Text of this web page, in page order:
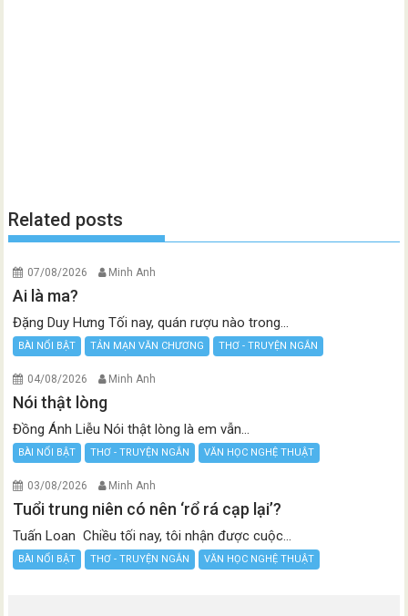
Related posts
07/08/2026 Minh Anh
Ai là ma?
Đặng Duy Hưng Tối nay, quán rượu nào trong...
BÀI NỔI BẬT TẢN MẠN VĂN CHƯƠNG THƠ - TRUYỆN NGẮN
04/08/2026 Minh Anh
Nói thật lòng
Đồng Ánh Liễu Nói thật lòng là em vẫn...
BÀI NỔI BẬT THƠ - TRUYỆN NGẮN VĂN HỌC NGHỆ THUẬT
03/08/2026 Minh Anh
Tuổi trung niên có nên ‘rổ rá cạp lại’?
Tuấn Loan Chiều tối nay, tôi nhận được cuộc...
BÀI NỔI BẬT THƠ - TRUYỆN NGẮN VĂN HỌC NGHỆ THUẬT